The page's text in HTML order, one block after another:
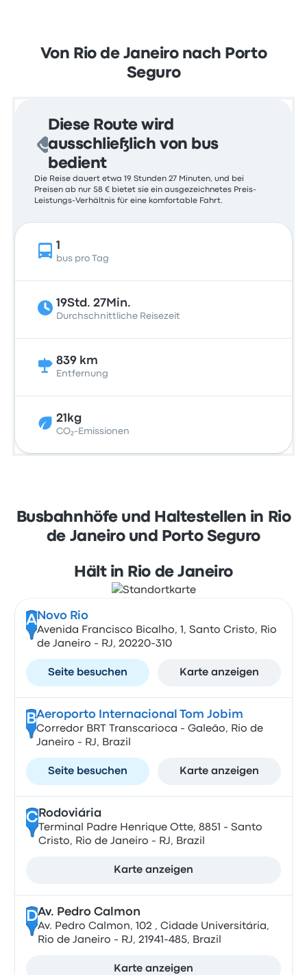
Von Rio de Janeiro nach Porto
Seguro
Diese Route wird
ausschließlich von bus
bedient
Die Reise dauert etwa 19 Stunden 27 Minuten, und bei
Preisen ab nur 58 € bietet sie ein ausgezeichnetes Preis-
Leistungs-Verhältnis für eine komfortable Fahrt.
1
bus pro Tag
19Std. 27Min.
Durchschnittliche Reisezeit
839 km
Entfernung
21kg
CO₂-Emissionen
Busbahnhöfe und Haltestellen in Rio
de Janeiro und Porto Seguro
Hält in Rio de Janeiro
A Novo Rio
Avenida Francisco Bicalho, 1, Santo Cristo, Rio
de Janeiro - RJ, 20220-310
Seite besuchen Karte anzeigen
BAeroporto Internacional Tom Jobim
Corredor BRT Transcarioca - Galeão, Rio de
Janeiro - RJ, Brazil
Seite besuchen Karte anzeigen
CRodoviária
Terminal Padre Henrique Otte, 8851 - Santo
Cristo, Rio de Janeiro - RJ, Brazil
Karte anzeigen
DAv. Pedro Calmon
Av. Pedro Calmon, 102 , Cidade Universitária,
Rio de Janeiro - RJ, 21941-485, Brazil
Karte anzeigen